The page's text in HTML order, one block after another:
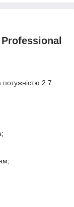
потужністю 2.7